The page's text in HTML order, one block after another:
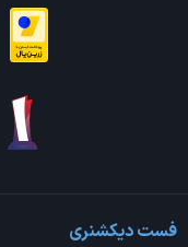
فست دیکشنری